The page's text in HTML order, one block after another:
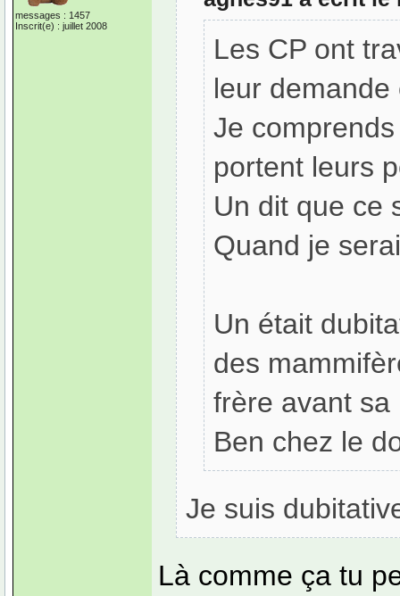
messages : 1457
Inscrit(e) : juillet 2008
Les CP ont
leur
Je
portent leurs
Un dit que ce
Quand je
Un était
des
frère avant sa
Ben chez le
Je suis
Là comme ça tu